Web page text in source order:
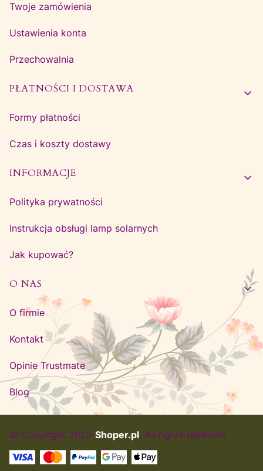
Twoje zamówienia
Ustawienia konta
Przechowalnia
PŁATNOŚCI I DOSTAWA
Formy płatności
Czas i koszty dostawy
INFORMACJE
Polityka prywatności
Instrukcja obsługi lamp solarnych
Jak kupować?
O NAS
O firmie
Kontakt
Opinie Trustmate
Blog
© Copyright 2025 Shoper.pl. All rights reserved.